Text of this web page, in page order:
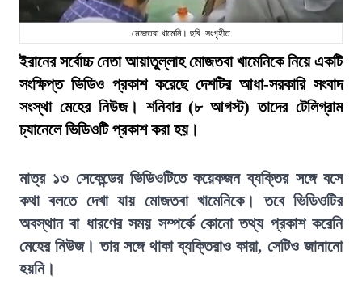
মোজতবা খামেনি। ছবি: সংগৃহীত
ইরানের সর্বোচ্চ নেতা আয়াতুল্লাহ মোজতবা খামেনিকে নিয়ে একটি
সংক্ষিপ্ত ভিডিও প্রকাশ করেছে দেশটির আধা-সরকারি সংবাদ
সংস্থা মেহের নিউজ। শনিবার (৮ আগস্ট) তাদের টেলিগ্রাম
চ্যানেলে ভিডিওটি প্রকাশ করা হয়।
মাত্র ১৩ সেকেন্ডের ভিডিওটিতে কয়েকজন ব্যক্তির সঙ্গে বসে
কথা বলতে দেখা যায় মোজতবা খামেনিকে। তবে ভিডিওটির
অবস্থান বা ধারণের সময় সম্পর্কে কোনো তথ্য প্রকাশ করেনি
মেহের নিউজ। তার সঙ্গে থাকা ব্যক্তিরাও কারা, সেটিও জানানো
হয়নি।